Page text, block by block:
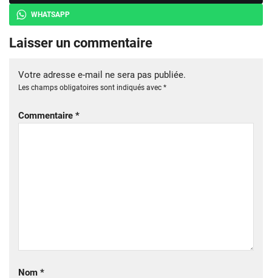
WHATSAPP
Laisser un commentaire
Votre adresse e-mail ne sera pas publiée.
Les champs obligatoires sont indiqués avec *
Commentaire *
Nom *